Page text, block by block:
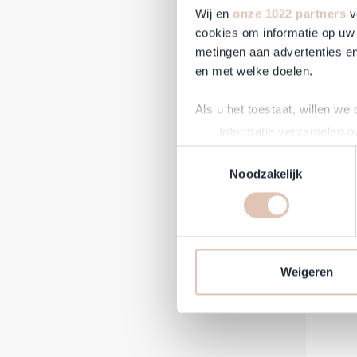
Wij en onze 1022 partners
cookies om informatie op
metingen aan advertenties
en met welke doelen.
Als u het toestaat, willen we
Informatie verzamelen
Uw apparaat
Lees meer over hoe uw
toestemming op elk
technieken). Met deze
en mogelijk ook buiten,
Noodzakelijk
Weigeren
68,50 €